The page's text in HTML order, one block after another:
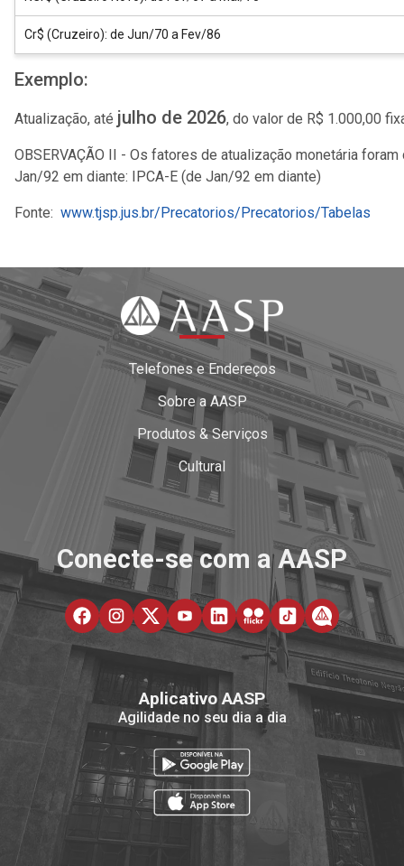
Cr$ (Cruzeiro): de Jun/70 a Fev/86
Exemplo:
Atualização, até julho de 2026, do valor de R$ 1.000,00
OBSERVAÇÃO II - Os fatores de atualização monetária
Jan/92 em diante: IPCA-E (de Jan/92 em diante)
Fonte: www.tjsp.jus.br/Precatorios/Precatorios/Tabelas
Telefones e Endereços
Sobre a AASP
Produtos & Serviços
Cultural
Conecte-se com a AASP
Aplicativo AASP
Agilidade no seu dia a dia